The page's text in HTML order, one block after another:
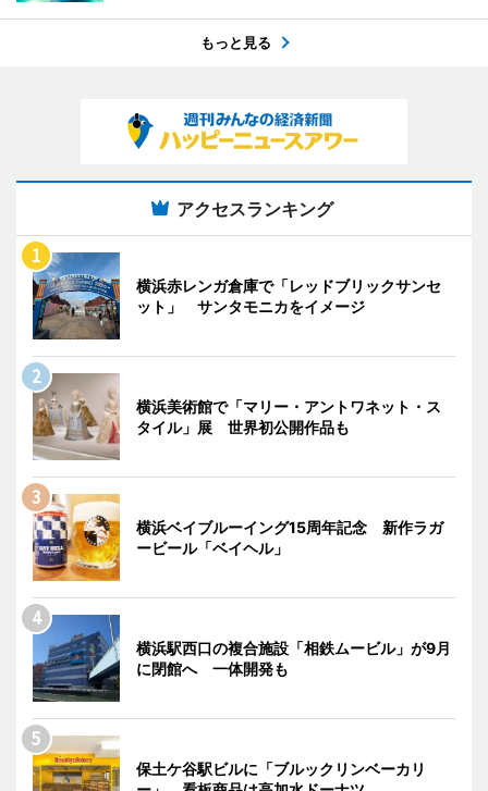
もっと見る
アクセスランキング
横浜赤レンガ倉庫で「レッドブリックサンセ
ット」 サンタモニカをイメージ
横浜美術館で「マリー・アントワネット・ス
タイル」展 世界初公開作品も
横浜ベイブルーイング15周年記念 新作ラガ
ービール「ベイヘル」
横浜駅西口の複合施設「相鉄ムービル」が9月
に閉館へ 一体開発も
保土ケ谷駅ビルに「ブルックリンベーカリ